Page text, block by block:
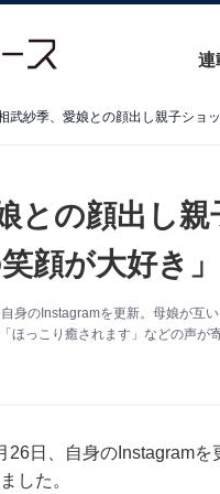
連
との顔出し
顔が大好き
身のInstagramを更新。母娘が互
ほっこり癒されます」などの声が
26日、自身のInstagram
した。